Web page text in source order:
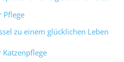
Pflege
zu einem glücklichen Leben
Katzenpflege